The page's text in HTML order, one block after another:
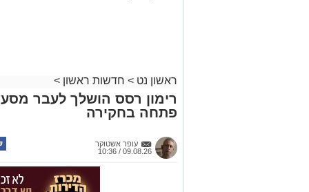
צילום: דוברות עיריית ראשון לציון
המקום הרביעי – בהפרש זעום של
ראשון נט > חדשות ראשון >
רימון רסס הושלך לעבר
פתחה בחקירה
עופר אשטוקר
09.08.26 / 10:36